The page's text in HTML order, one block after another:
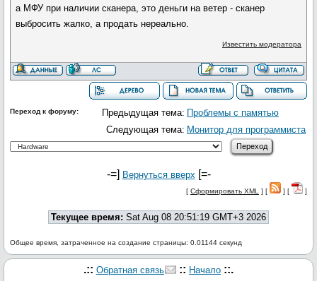
а МФУ при наличии сканера, это деньги на ветер - сканер
выбросить жалко, а продать нереально.
Известить модератора
Предыдущая тема: Проблемы с памятью
Следующая тема: Монитор для программиста
Переход к форуму:
-=] Вернуться вверх [=-
[ Сформировать XML ] [ ] [ ]
Текущее время: Sat Aug 08 20:51:19 GMT+3 2026
Общее время, затраченное на создание страницы: 0.01144 секунд
.:: Обратная связь :: Начало ::.